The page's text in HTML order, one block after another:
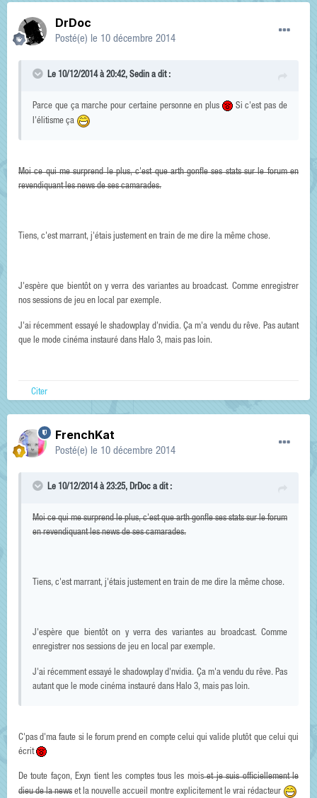
DrDoc
Posté(e) le 10 décembre 2014
Le 10/12/2014 à 20:42, Sedin a dit :
Parce que ça marche pour certaine personne en plus
Si c'est pas de
l'élitisme ça
Moi ce qui me surprend le plus, c'est que arth gonfle ses stats sur le forum en
revendiquant les news de ses camarades.
Tiens, c'est marrant, j'étais justement en train de me dire la même chose.
J'espère que bientôt on y verra des variantes au broadcast. Comme enregistrer
nos sessions de jeu en local par exemple.
J'ai récemment essayé le shadowplay d'nvidia. Ça m'a vendu du rêve. Pas autant
que le mode cinéma instauré dans Halo 3, mais pas loin.
Citer
FrenchKat
Posté(e) le 10 décembre 2014
Le 10/12/2014 à 23:25, DrDoc a dit :
Moi ce qui me surprend le plus, c'est que arth gonfle ses stats sur le forum
en revendiquant les news de ses camarades.
Tiens, c'est marrant, j'étais justement en train de me dire la même chose.
J'espère que bientôt on y verra des variantes au broadcast. Comme
enregistrer nos sessions de jeu en local par exemple.
J'ai récemment essayé le shadowplay d'nvidia. Ça m'a vendu du rêve. Pas
autant que le mode cinéma instauré dans Halo 3, mais pas loin.
C'pas d'ma faute si le forum prend en compte celui qui valide plutôt que celui qui
écrit
De toute façon, Exyn tient les comptes tous les moiset je suis officiellement le
dieu de la news et la nouvelle accueil montre explicitement le vrai rédacteur